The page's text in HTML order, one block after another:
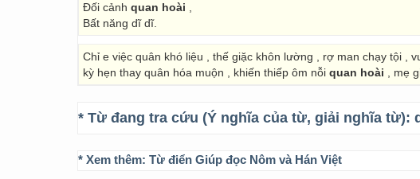
Đối cảnh quan hoài
Bất năng dĩ dĩ.
Chỉ e việc quân khó liệu , thế giặc khôn lường , rợ man chạy tội ,
kỳ hẹn thay quân hóa muộn , khiến thiếp ôm nỗi quan hoài , mẹ
* Từ đang tra cứu (Ý nghĩa của từ, giải nghĩa từ):
* Xem thêm: Từ điển Giúp đọc Nôm và Hán Việt